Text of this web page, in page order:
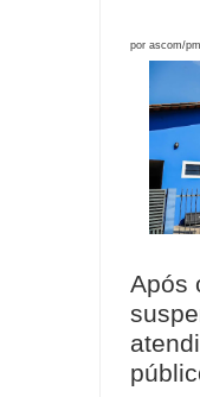
por ascom/
Após